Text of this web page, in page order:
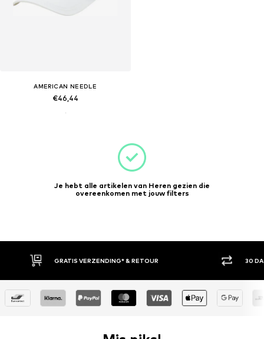
AMERICAN NEEDLE
€46,44
Je hebt alle artikelen van Heren gezien die
overeenkomen met jouw filters
GRATIS VERZENDING* & RETOUR 30